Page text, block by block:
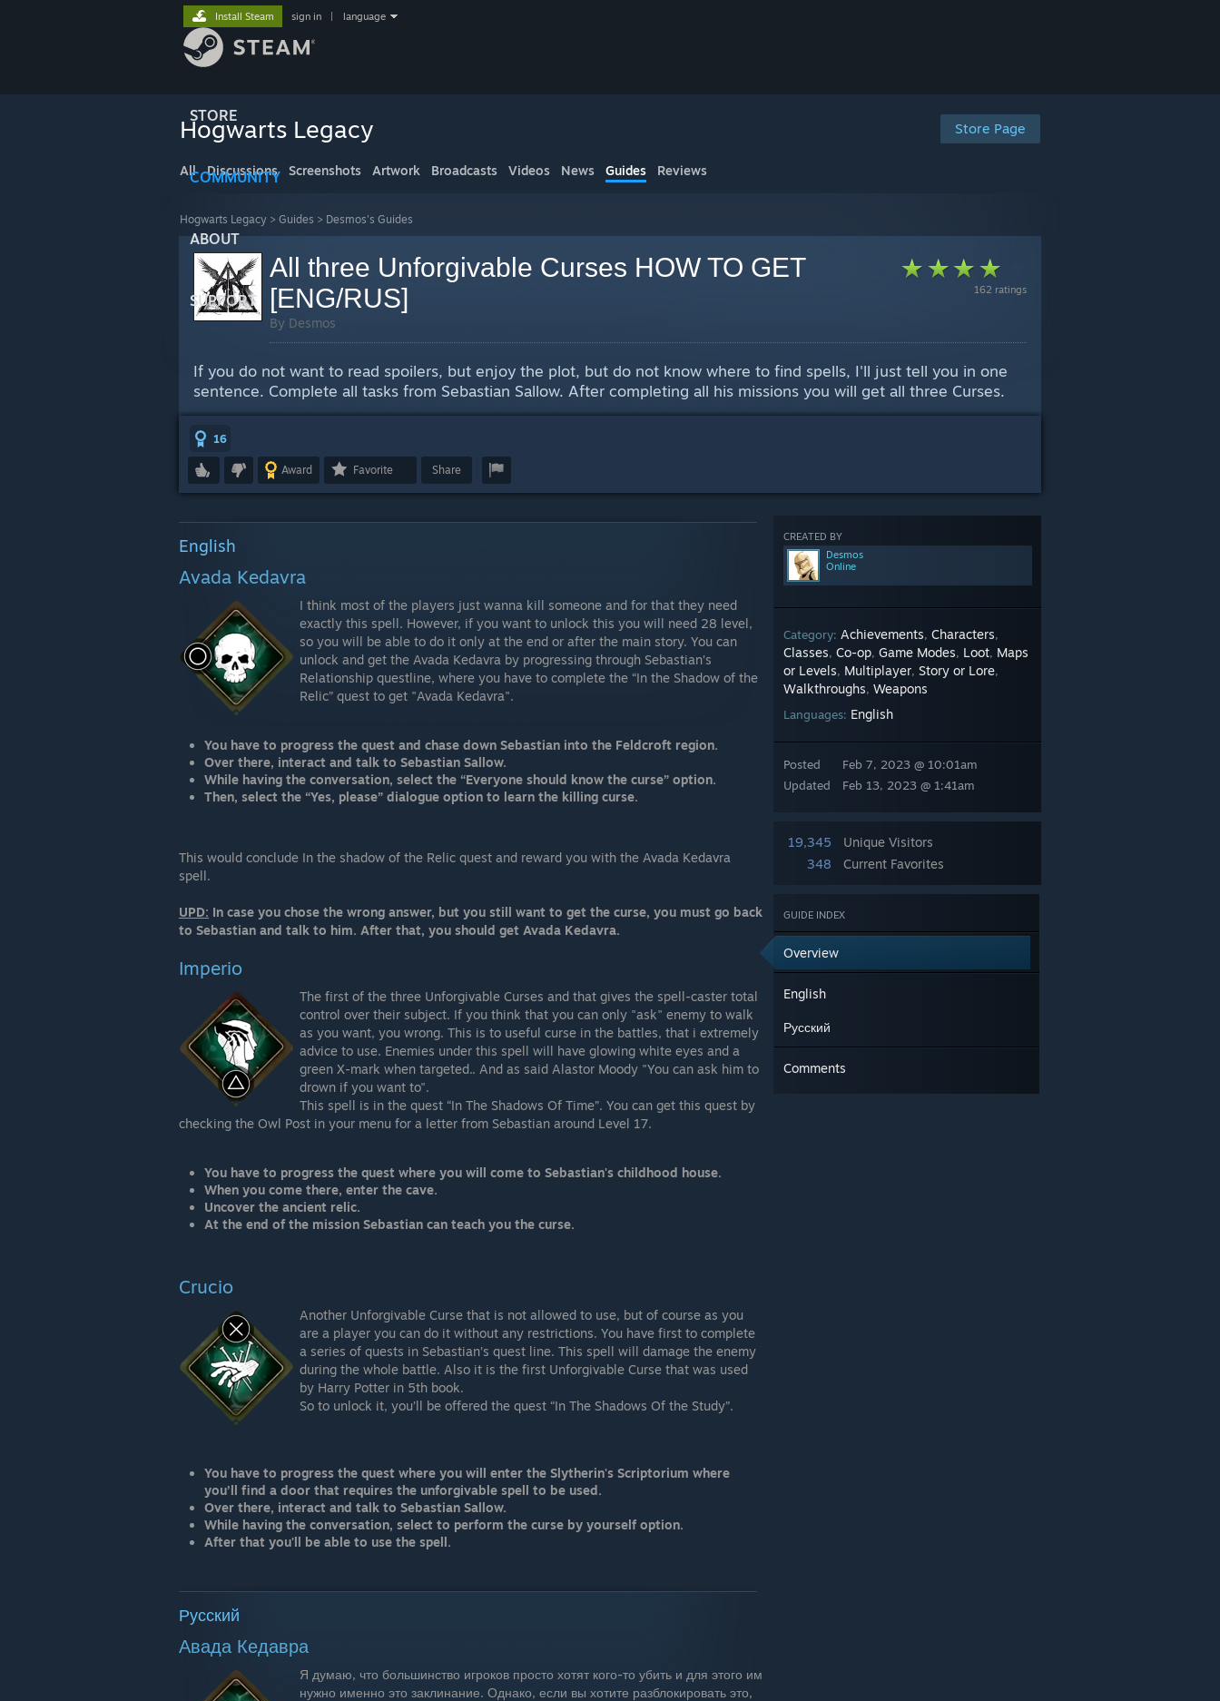
STORE
COMMUNITY
ABOUT
SUPPORT
Install Steam sign in language
Store Page
Hogwarts Legacy
All Discussions Screenshots Artwork Broadcasts Videos News Guides Reviews
Hogwarts Legacy > Guides > Desmos's Guides
162 ratings
All three Unforgivable Curses HOW TO GET
[ENG/RUS]
By Desmos
If you do not want to read spoilers, but enjoy the plot, but do not know where to find spells, I'll just tell you in one
sentence. Complete all tasks from Sebastian Sallow. After completing all his missions you will get all three Curses.
16
Award Favorite Share
CREATED BY
Desmos
Online
Category: Achievements, Characters,
Classes, Co-op, Game Modes, Loot, Maps
or Levels, Multiplayer, Story or Lore,
Walkthroughs, Weapons
Languages: English
Posted
Updated
Feb 7, 2023 @ 10:01am
Feb 13, 2023 @ 1:41am
19,345
Unique Visitors
348
Current Favorites
GUIDE INDEX
Overview
English
Русский
Comments
English
Avada Kedavra
I think most of the players just wanna kill someone and for that they need
exactly this spell. However, if you want to unlock this you will need 28 level,
so you will be able to do it only at the end or after the main story. You can
unlock and get the Avada Kedavra by progressing through Sebastian’s
Relationship questline, where you have to complete the “In the Shadow of the
Relic” quest to get "Avada Kedavra".
You have to progress the quest and chase down Sebastian into the Feldcroft region.
Over there, interact and talk to Sebastian Sallow.
While having the conversation, select the “Everyone should know the curse” option.
Then, select the “Yes, please” dialogue option to learn the killing curse.
This would conclude In the shadow of the Relic quest and reward you with the Avada Kedavra
spell.
UPD: In case you chose the wrong answer, but you still want to get the curse, you must go back
to Sebastian and talk to him. After that, you should get Avada Kedavra.
Imperio
The first of the three Unforgivable Curses and that gives the spell-caster total
control over their subject. If you think that you can only "ask" enemy to walk
as you want, you wrong. This is to useful curse in the battles, that i extremely
advice to use. Enemies under this spell will have glowing white eyes and a
green X-mark when targeted.. And as said Alastor Moody "You can ask him to
drown if you want to".
This spell is in the quest “In The Shadows Of Time”. You can get this quest by
checking the Owl Post in your menu for a letter from Sebastian around Level 17.
You have to progress the quest where you will come to Sebastian's childhood house.
When you come there, enter the cave.
Uncover the ancient relic.
At the end of the mission Sebastian can teach you the curse.
Crucio
Another Unforgivable Curse that is not allowed to use, but of course as you
are a player you can do it without any restrictions. You have first to complete
a series of quests in Sebastian’s quest line. This spell will damage the enemy
during the whole battle. Also it is the first Unforgivable Curse that was used
by Harry Potter in 5th book.
So to unlock it, you’ll be offered the quest “In The Shadows Of the Study”.
You have to progress the quest where you will enter the Slytherin's Scriptorium where
you’ll find a door that requires the unforgivable spell to be used.
Over there, interact and talk to Sebastian Sallow.
While having the conversation, select to perform the curse by yourself option.
After that you'll be able to use the spell.
Русский
Авада Кедавра
Я думаю, что большинство игроков просто хотят кого-то убить и для этого им
нужно именно это заклинание. Однако, если вы хотите разблокировать это,